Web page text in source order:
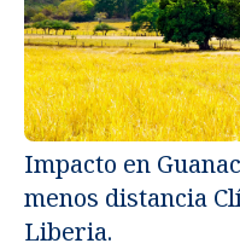
Impacto en
menos distancia
Liberia.